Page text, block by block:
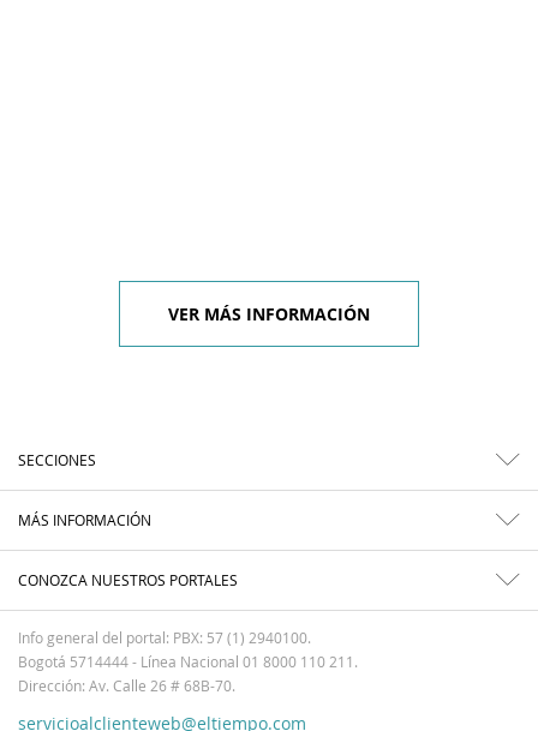
VER MÁS INFORMACIÓN
SECCIONES
MÁS INFORMACIÓN
CONOZCA NUESTROS PORTALES
Info general del portal: PBX: 57 (1) 2940100.
Bogotá 5714444 - Línea Nacional 01 8000 110 211.
Dirección: Av. Calle 26 # 68B-70.
servicioalclienteweb@eltiempo.com